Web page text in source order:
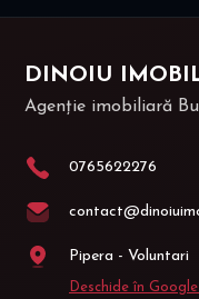
DINOIU
Agenție imobiliară
0765622276
Pipera - Voluntari
Deschide în